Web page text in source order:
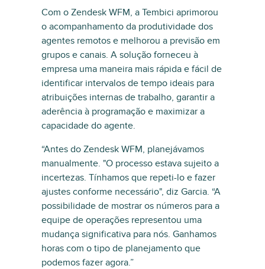
Com o Zendesk WFM, a Tembici aprimorou
o acompanhamento da produtividade dos
agentes remotos e melhorou a previsão em
grupos e canais. A solução forneceu à
empresa uma maneira mais rápida e fácil de
identificar intervalos de tempo ideais para
atribuições internas de trabalho, garantir a
aderência à programação e maximizar a
capacidade do agente.
“Antes do Zendesk WFM, planejávamos
manualmente. "O processo estava sujeito a
incertezas. Tínhamos que repeti-lo e fazer
ajustes conforme necessário", diz Garcia. “A
possibilidade de mostrar os números para a
equipe de operações representou uma
mudança significativa para nós. Ganhamos
horas com o tipo de planejamento que
podemos fazer agora.”